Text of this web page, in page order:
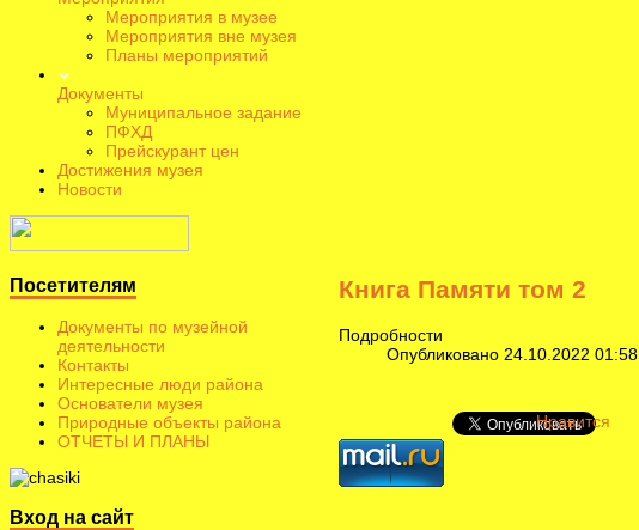
Мероприятия в музее
Мероприятия вне музея
Планы мероприятий
Документы
Муниципальное задание
ПФХД
Прейскурант цен
Достижения музея
Новости
Посетителям
Документы по музейной
деятельности
Контакты
Интересные люди района
Основатели музея
Природные объекты района
ОТЧЕТЫ И ПЛАНЫ
Вход на сайт
Книга Памяти том 2
Подробности
Опубликовано 24.10.2022 01:58
Нравится